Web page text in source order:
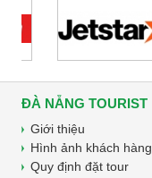
ĐÀ NẴNG TOURIST
Giới thiệu
Hình ảnh khách hàng
Quy định đặt tour